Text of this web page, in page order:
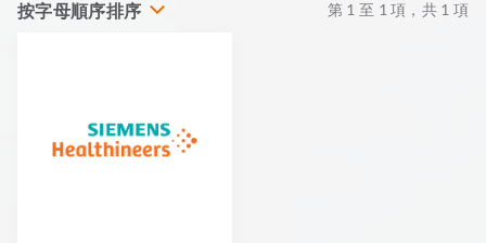
按字母順序排序 第 1 至 1 項，共 1 項